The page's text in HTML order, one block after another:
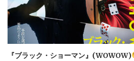
『ブラック・ショーマン』(WOWOW)